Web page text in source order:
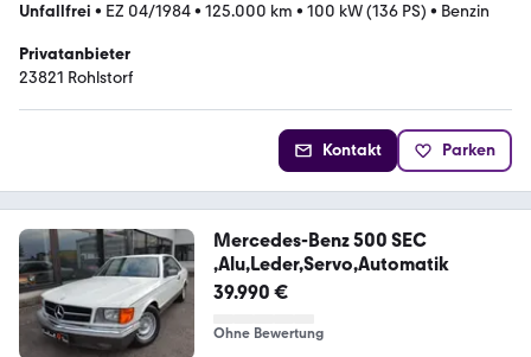
Unfallfrei • EZ 04/1984• 125.000 km • 100 kW (136 PS) • Benzin
Privatanbieter
23821 Rohlstorf
Kontakt Parken
Mercedes-Benz 500 SEC
,Alu,Leder,Servo,Automatik
39.990 €
Ohne Bewertung